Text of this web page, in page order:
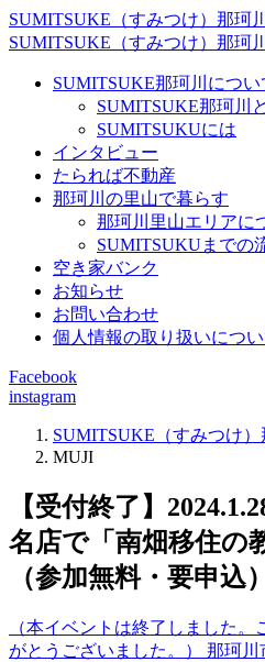
SUMITSUKE（すみつけ）那珂川
SUMITSUKE（すみつけ）那珂川
SUMITSUKE那珂川につい
SUMITSUKE那珂川
SUMITSUKUには
インタビュー
たられば不動産
那珂川の里山で暮らす
那珂川里山エリアに
SUMITSUKUまでの
空き家バンク
お知らせ
お問い合わせ
個人情報の取り扱いについ
Facebook
instagram
SUMITSUKE（すみつけ）
MUJI
【受付終了】
名店で「南畑移住の
（参加無料・要申込）
（本イベントは終了しました
がとうございました。） 那珂